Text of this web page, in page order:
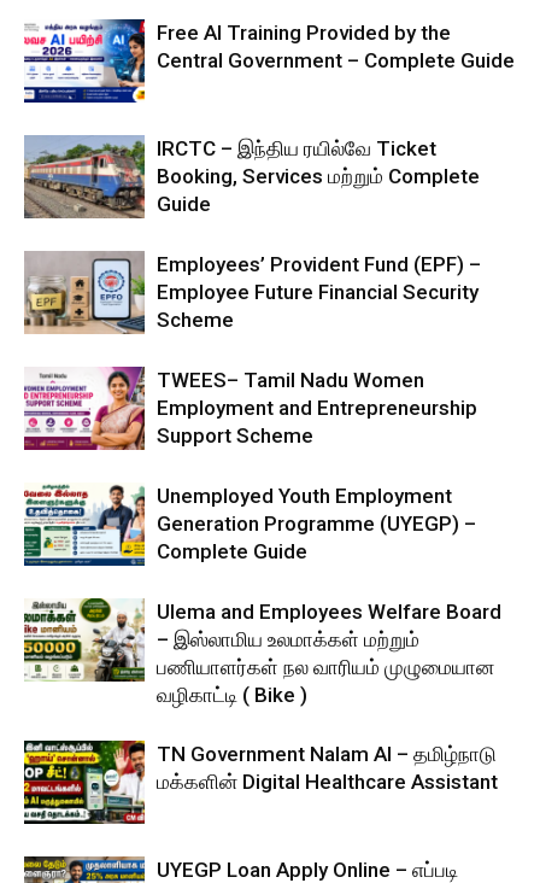
Free AI Training Provided by the
Central Government – Complete Guide
IRCTC – இந்திய ரயில்வே Ticket
Booking, Services மற்றும் Complete
Guide
Employees’ Provident Fund (EPF) –
Employee Future Financial Security
Scheme
TWEES– Tamil Nadu Women
Employment and Entrepreneurship
Support Scheme
Unemployed Youth Employment
Generation Programme (UYEGP) –
Complete Guide
Ulema and Employees Welfare Board
– இஸ்லாமிய உலமாக்கள் மற்றும்
பணியாளர்கள் நல வாரியம் முழுமையான
வழிகாட்டி ( Bike )
TN Government Nalam AI – தமிழ்நாடு
மக்களின் Digital Healthcare Assistant
UYEGP Loan Apply Online – எப்படி